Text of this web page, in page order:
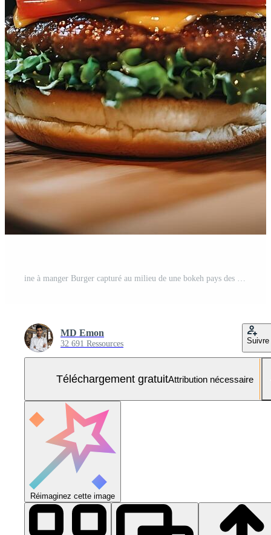
ine à manger Burger capturé au milieu de une bokeh pays des merveilles Photo Gratuite
MD Emon
32 691 Ressources Suivre
Téléchargement gratuitAttribution nécessaire
Réimaginez cette image